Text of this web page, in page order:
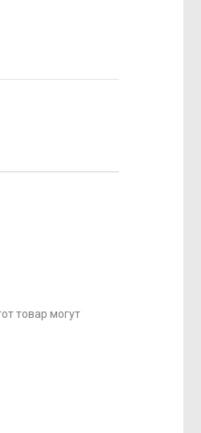
товар могут